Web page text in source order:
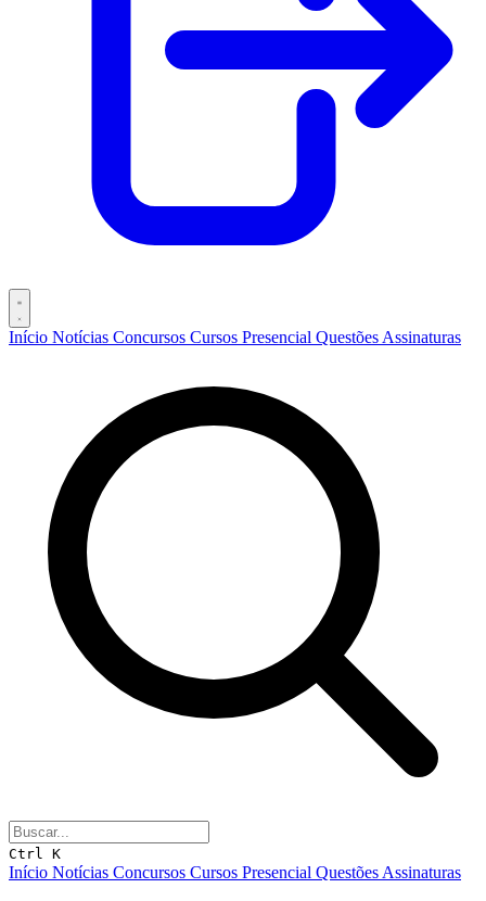
Início Notícias Concursos Cursos Presencial Questões Assinaturas
Ctrl K
Início Notícias Concursos Cursos Presencial Questões Assinaturas